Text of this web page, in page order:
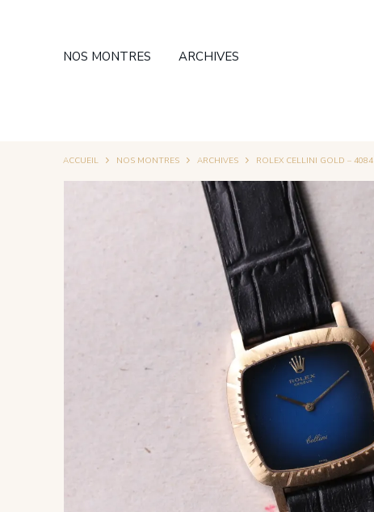
NOS MONTRES ARCHIVES
ACCUEIL NOS MONTRES ARCHIVES ROLEX CELLINI GOLD – 4084